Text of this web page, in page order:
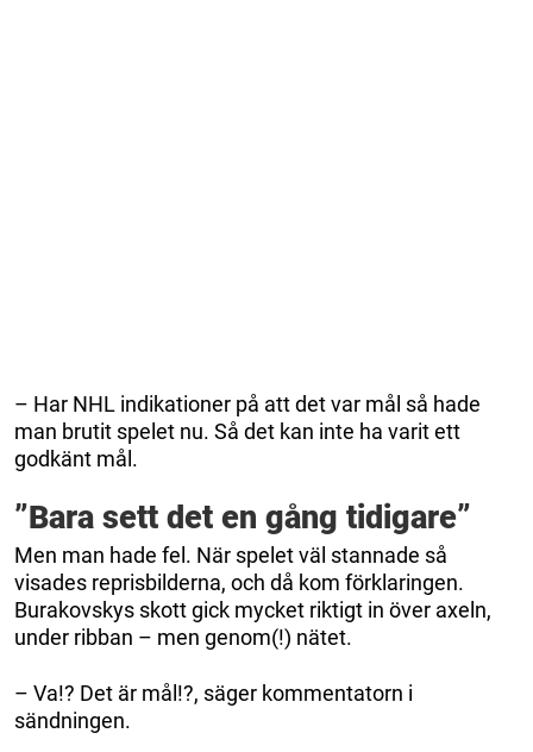
– Har NHL indikationer på att det var mål så hade
man brutit spelet nu. Så det kan inte ha varit ett
godkänt mål.
”Bara sett det en gång tidigare”
Men man hade fel. När spelet väl stannade så
visades reprisbilderna, och då kom förklaringen.
Burakovskys skott gick mycket riktigt in över axeln,
under ribban – men genom(!) nätet.
– Va!? Det är mål!?, säger kommentatorn i
sändningen.